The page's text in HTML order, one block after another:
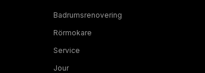
Badrumsrenovering
Rörmokare
Service
Jour